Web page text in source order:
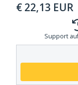
€ 22,13 EUR
Support